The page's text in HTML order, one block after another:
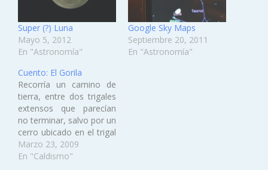
Super (?) Luna
Mayo 5, 2012
En "Astronomía"
Google Sky Maps
Septiembre 20, 2011
En "Astronomía"
Cuento: El Gorila
Recorría un camino de
tierra, entre dos trigales
extensos que parecían
no terminar, salvo por un
cerro ubicado en el trigal
de la izquierda. Mientras
la luz del sol desaparece
Marzo 23, 2009
En "Caldismo"